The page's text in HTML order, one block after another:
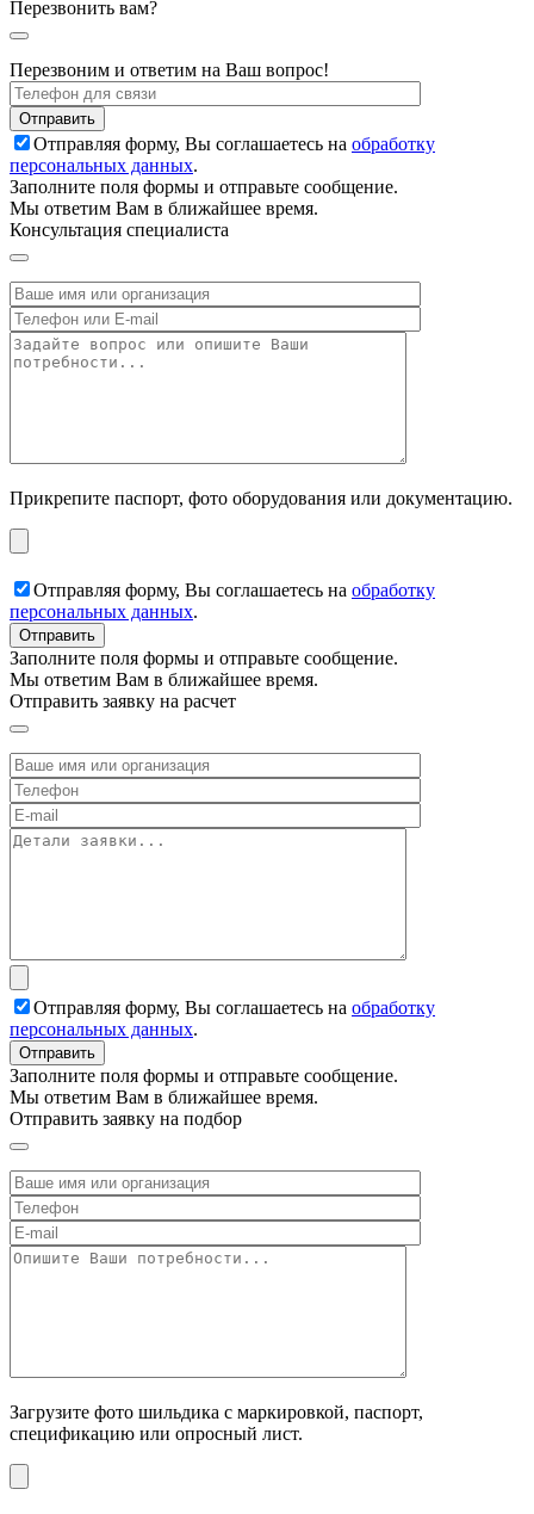
Перезвонить вам?
Перезвоним и ответим на Ваш вопрос!
Отправляя форму, Вы соглашаетесь на обработку
персональных данных.
Заполните поля формы и отправьте сообщение.
Мы ответим Вам в ближайшее время.
Консультация специалиста
Прикрепите паспорт, фото оборудования или документацию.
Отправляя форму, Вы соглашаетесь на обработку
персональных данных.
Заполните поля формы и отправьте сообщение.
Мы ответим Вам в ближайшее время.
Отправить заявку на расчет
Отправляя форму, Вы соглашаетесь на обработку
персональных данных.
Заполните поля формы и отправьте сообщение.
Мы ответим Вам в ближайшее время.
Отправить заявку на подбор
Загрузите фото шильдика с маркировкой, паспорт,
спецификацию или опросный лист.